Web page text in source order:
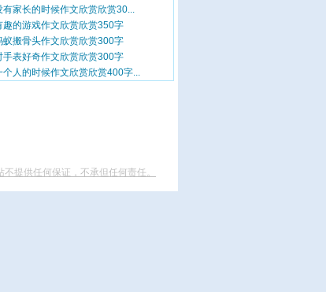
有家长的时候作文欣赏欣赏30...
趣的游戏作文欣赏欣赏350字
蚁搬骨头作文欣赏欣赏300字
手表好奇作文欣赏欣赏300字
个人的时候作文欣赏欣赏400字...
提供任何保证，不承但任何责任。